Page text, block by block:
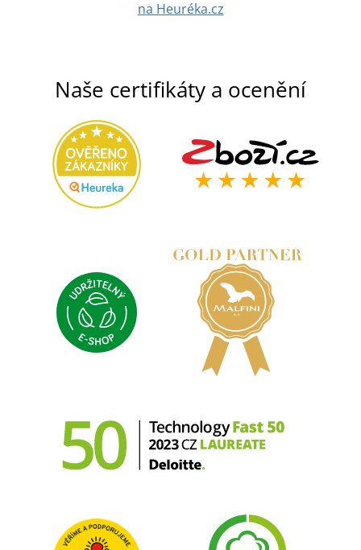
na Heuréka.cz
Naše certifikáty a ocenění